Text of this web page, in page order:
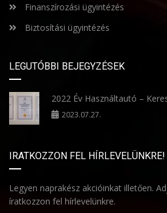
Finanszírozási ügyintézés
Biztosítási ügyintézés
LEGUTÓBBI BEJEGYZÉSEK
2022 Év Használtautó –
2023.07.27.
IRATKOZZON FEL HÍRLEVELÜNKRE!
Legyen naprakész akcióinkat illetően.
íratkozzon fel hírlevelünkre.